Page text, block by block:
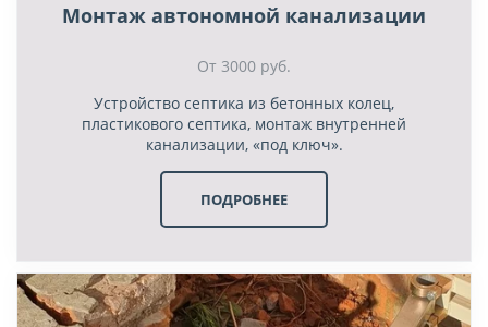
Монтаж автономной канализации
От 3000 руб.
Устройство септика из бетонных колец,
пластикового септика, монтаж внутренней
канализации, «под ключ».
ПОДРОБНЕЕ